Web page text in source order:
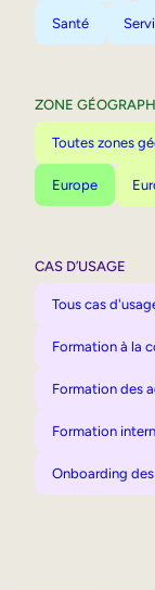
Santé
ZONE
Toutes zones
Europe
CAS D’USAGE
Tous cas
Formation à la
Formation des
Formation
Onboarding